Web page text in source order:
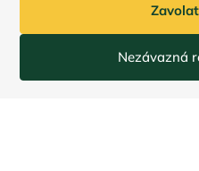
Nezávazná